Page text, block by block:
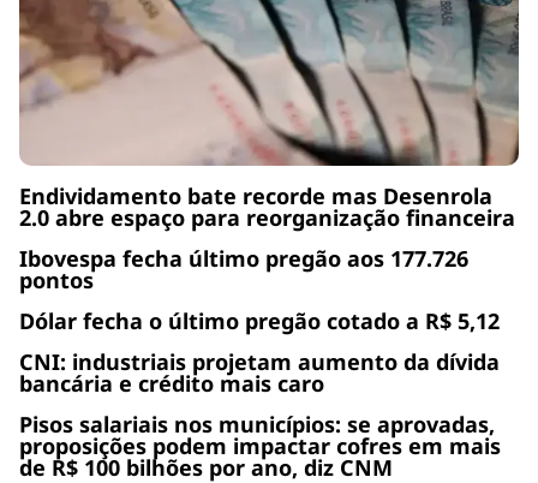
Endividamento bate recorde mas Desenrola
2.0 abre espaço para reorganização financeira
Ibovespa fecha último pregão aos 177.726
pontos
Dólar fecha o último pregão cotado a R$ 5,12
CNI: industriais projetam aumento da dívida
bancária e crédito mais caro
Pisos salariais nos municípios: se aprovadas,
proposições podem impactar cofres em mais
de R$ 100 bilhões por ano, diz CNM